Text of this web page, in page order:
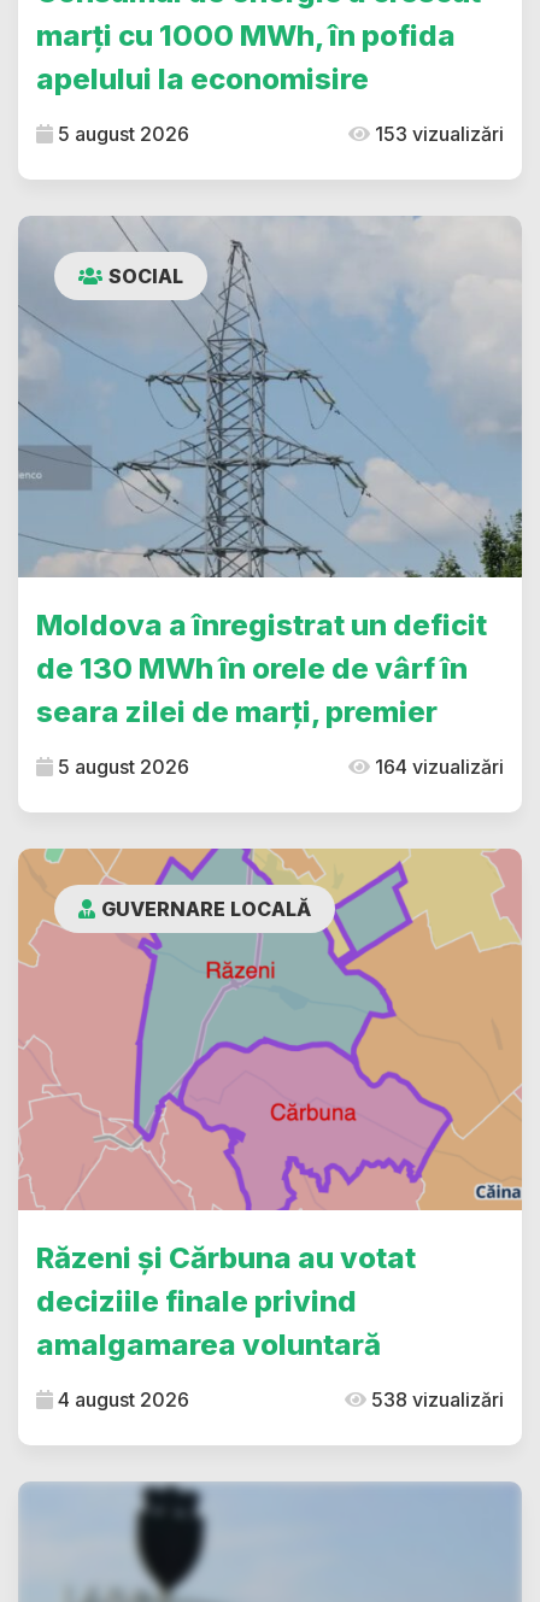
marți cu 1000 MWh, în pofida
apelului la economisire
5 august 2026 153 vizualizări
SOCIAL
Moldova a înregistrat un deficit
de 130 MWh în orele de vârf în
seara zilei de marți, premier
5 august 2026 164 vizualizări
GUVERNARE LOCALĂ
Răzeni și Cărbuna au votat
deciziile finale privind
amalgamarea voluntară
4 august 2026 538 vizualizări